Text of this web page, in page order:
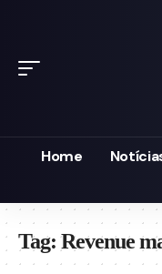
Home
Tag:Revenue